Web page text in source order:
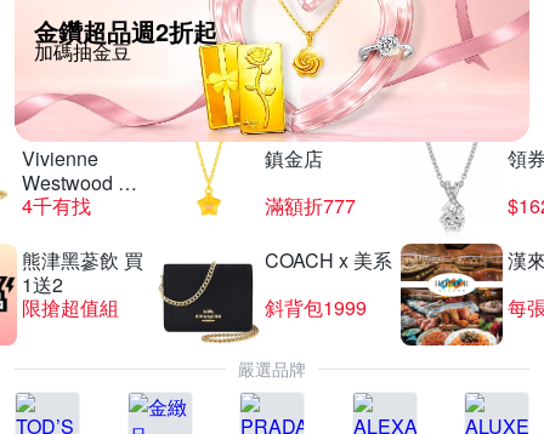
金鑽超品週2折起
加碼抽金豆
Vivienne
Westwood 經
典
4千有找
鎮金店
滿額折777
領
熊津黑蔘飲 買
1送2
限搶超值組
COACH x 美系
斜背包1999
漢
每
嚴選品牌